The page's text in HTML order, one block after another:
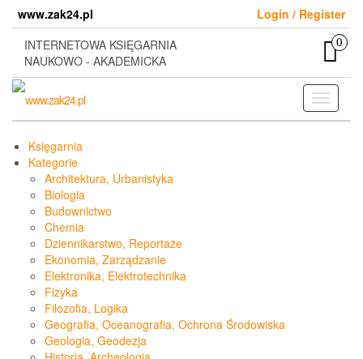
content
www.zak24.pl
Login / Register
INTERNETOWA KSIĘGARNIA
NAUKOWO - AKADEMICKA
0
Toggle
Księgarnia
Kategorie
Architektura, Urbanistyka
Biologia
Budownictwo
Chemia
Dziennikarstwo, Reportaże
Ekonomia, Zarządzanie
Elektronika, Elektrotechnika
Fizyka
Filozofia, Logika
Geografia, Oceanografia, Ochrona Środowiska
Geologia, Geodezja